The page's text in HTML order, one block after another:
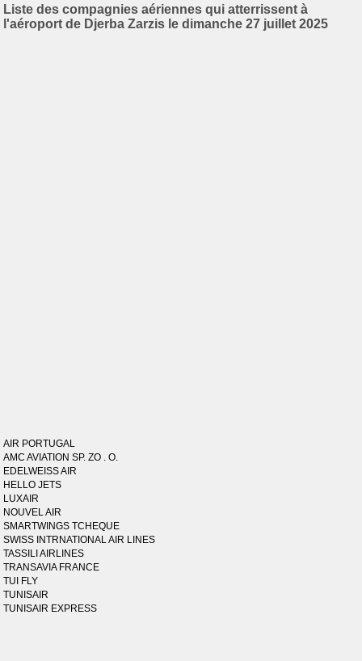
Liste des compagnies aériennes qui atterrissent à
l'aéroport de Djerba Zarzis le dimanche 27 juillet 2025
AIR PORTUGAL
AMC AVIATION SP. ZO . O.
EDELWEISS AIR
HELLO JETS
LUXAIR
NOUVEL AIR
SMARTWINGS TCHEQUE
SWISS INTRNATIONAL AIR LINES
TASSILI AIRLINES
TRANSAVIA FRANCE
TUI FLY
TUNISAIR
TUNISAIR EXPRESS